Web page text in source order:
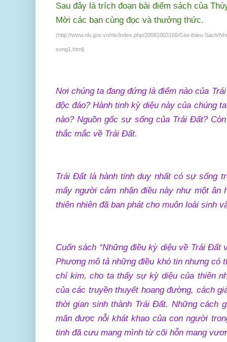
Sau đây là trích đoạn bài điểm sách của
Mời các bạn cùng đọc và thưởng thức.
(http://www.nlv.gov.vn/nlv/index.php/20081003166/Gioi-thieu-Sach/
song1.html)
Nơi chúng ta đang đứng là điểm nào của
độc đáo? Hành tinh kỳ diệu này của chúng
nào? Nguồn gốc sự sống của Trái Đất?
thắc mắc về Trái Đất.
Trái Đất là hành tinh duy nhất có sự sống
mấy người cảm nhận điều này như một ân
thiên nhiên đã ban phát cho muôn loài sinh
Cuốn sách “Những điều kỳ diệu về Trái Đất
Phương mô tả những điều khó tin nhưng có
chí kim, cho ta thấy sự kỳ diệu của thiên
của các truyền thuyết hoang đường, cách
thời gian sinh thành Trái Đất. Những cách
mãn được nỗi khát khao của con người
tinh đã cưu mang mình từ cõi hỗn mang